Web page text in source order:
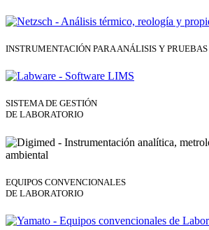
INSTRUMENTACIÓN PARA ANÁLISIS Y PRUEBAS
SISTEMA DE GESTIÓN
DE LABORATORIO
EQUIPOS CONVENCIONALES
DE LABORATORIO